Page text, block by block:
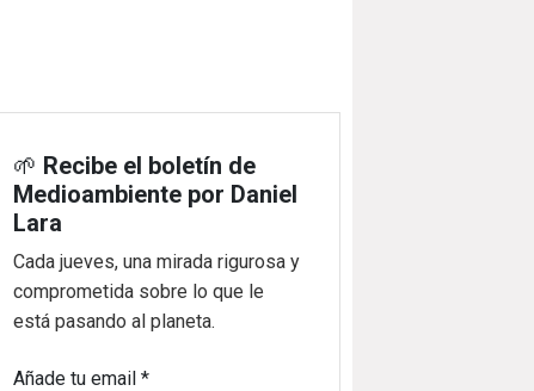
🌱 Recibe el boletín de
Medioambiente por Daniel
Lara
Cada jueves, una mirada rigurosa y
comprometida sobre lo que le
está pasando al planeta.
Añade tu email*